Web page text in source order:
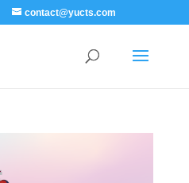
contact@yucts.com